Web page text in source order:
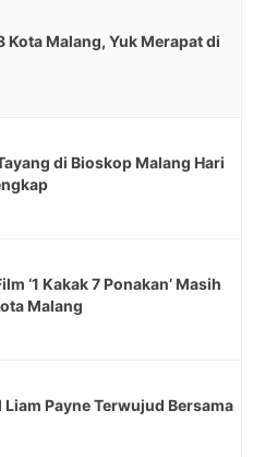
Kota Malang, Yuk Merapat di
di Bioskop Malang Hari
‘1 Kakak 7 Ponakan’ Masih
Malang
Liam Payne Terwujud Bersama